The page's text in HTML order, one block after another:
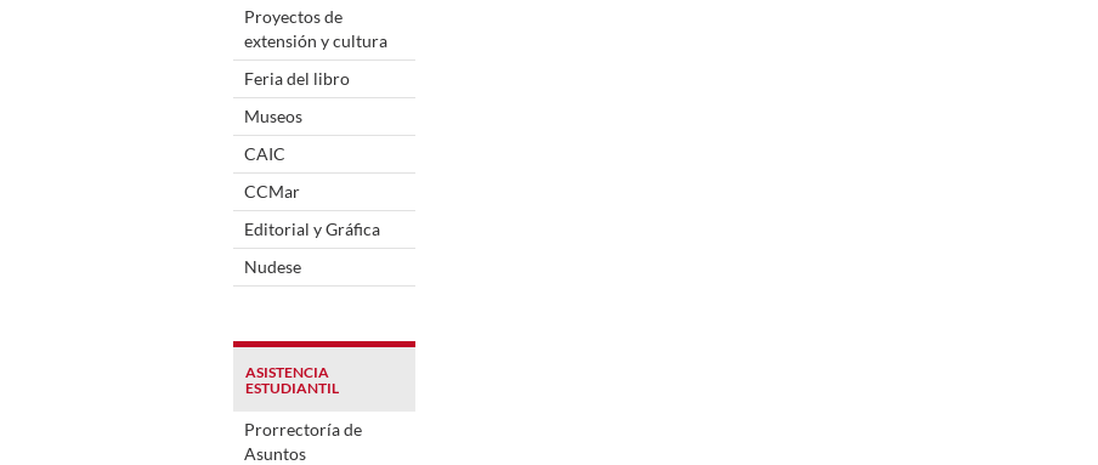
Proyectos de
extensión y cultura
Feria del libro
Museos
CAIC
CCMar
Editorial y Gráfica
Nudese
ASISTENCIA
ESTUDIANTIL
Prorrectoría de
Asuntos